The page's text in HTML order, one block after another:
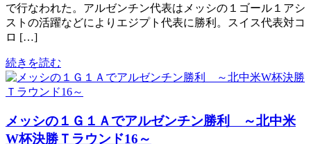
で行なわれた。アルゼンチン代表はメッシの１ゴール１アシ
ストの活躍などによりエジプト代表に勝利。スイス代表対コ
ロ […]
続きを読む
メッシの１Ｇ１Ａでアルゼンチン勝利 ～北中米
W杯決勝Ｔラウンド16～